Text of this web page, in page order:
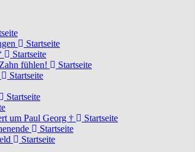
Startseite
Startseite
fühlen!
Startseite
Startseite
Startseite
um Paul Georg †
Startseite
Startseite
Startseite